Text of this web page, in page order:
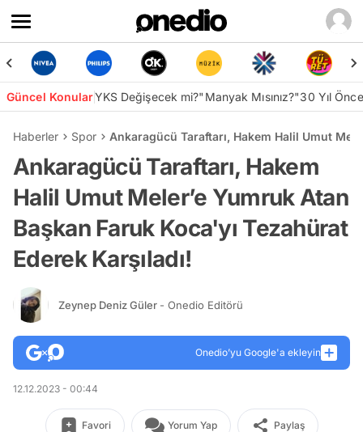
Güncel KonularYKS Değişecek mi?"Manyak Mısınız?"30 Yıl
Haberler Spor Ankaragücü Taraftarı, Hakem Halil Umut
Ankaragücü Taraftarı, Hakem
Halil Umut Meler’e Yumruk Atan
Başkan Faruk Koca'yı Tezahürat
Ederek Karşıladı!
Zeynep Deniz Güler - Onedio Editörü
Onedio’yu Google'a ekleyin
12.12.2023 - 00:44
Favori Yorum Yap Paylaş